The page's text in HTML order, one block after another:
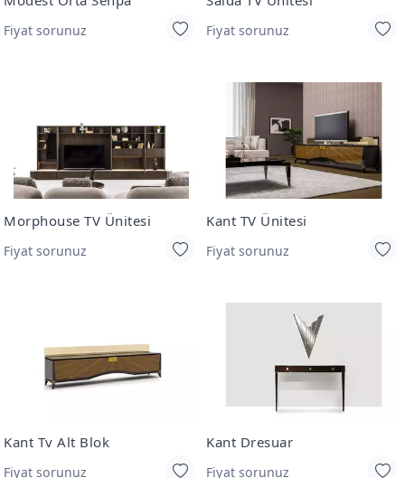
Fiyat sorunuz Fiyat sorunuz
Morphouse TV Ünitesi
Fiyat sorunuz
Kant TV Ünitesi
Fiyat sorunuz
Kant Tv Alt Blok
Fiyat sorunuz
Kant Dresuar
Fiyat sorunuz